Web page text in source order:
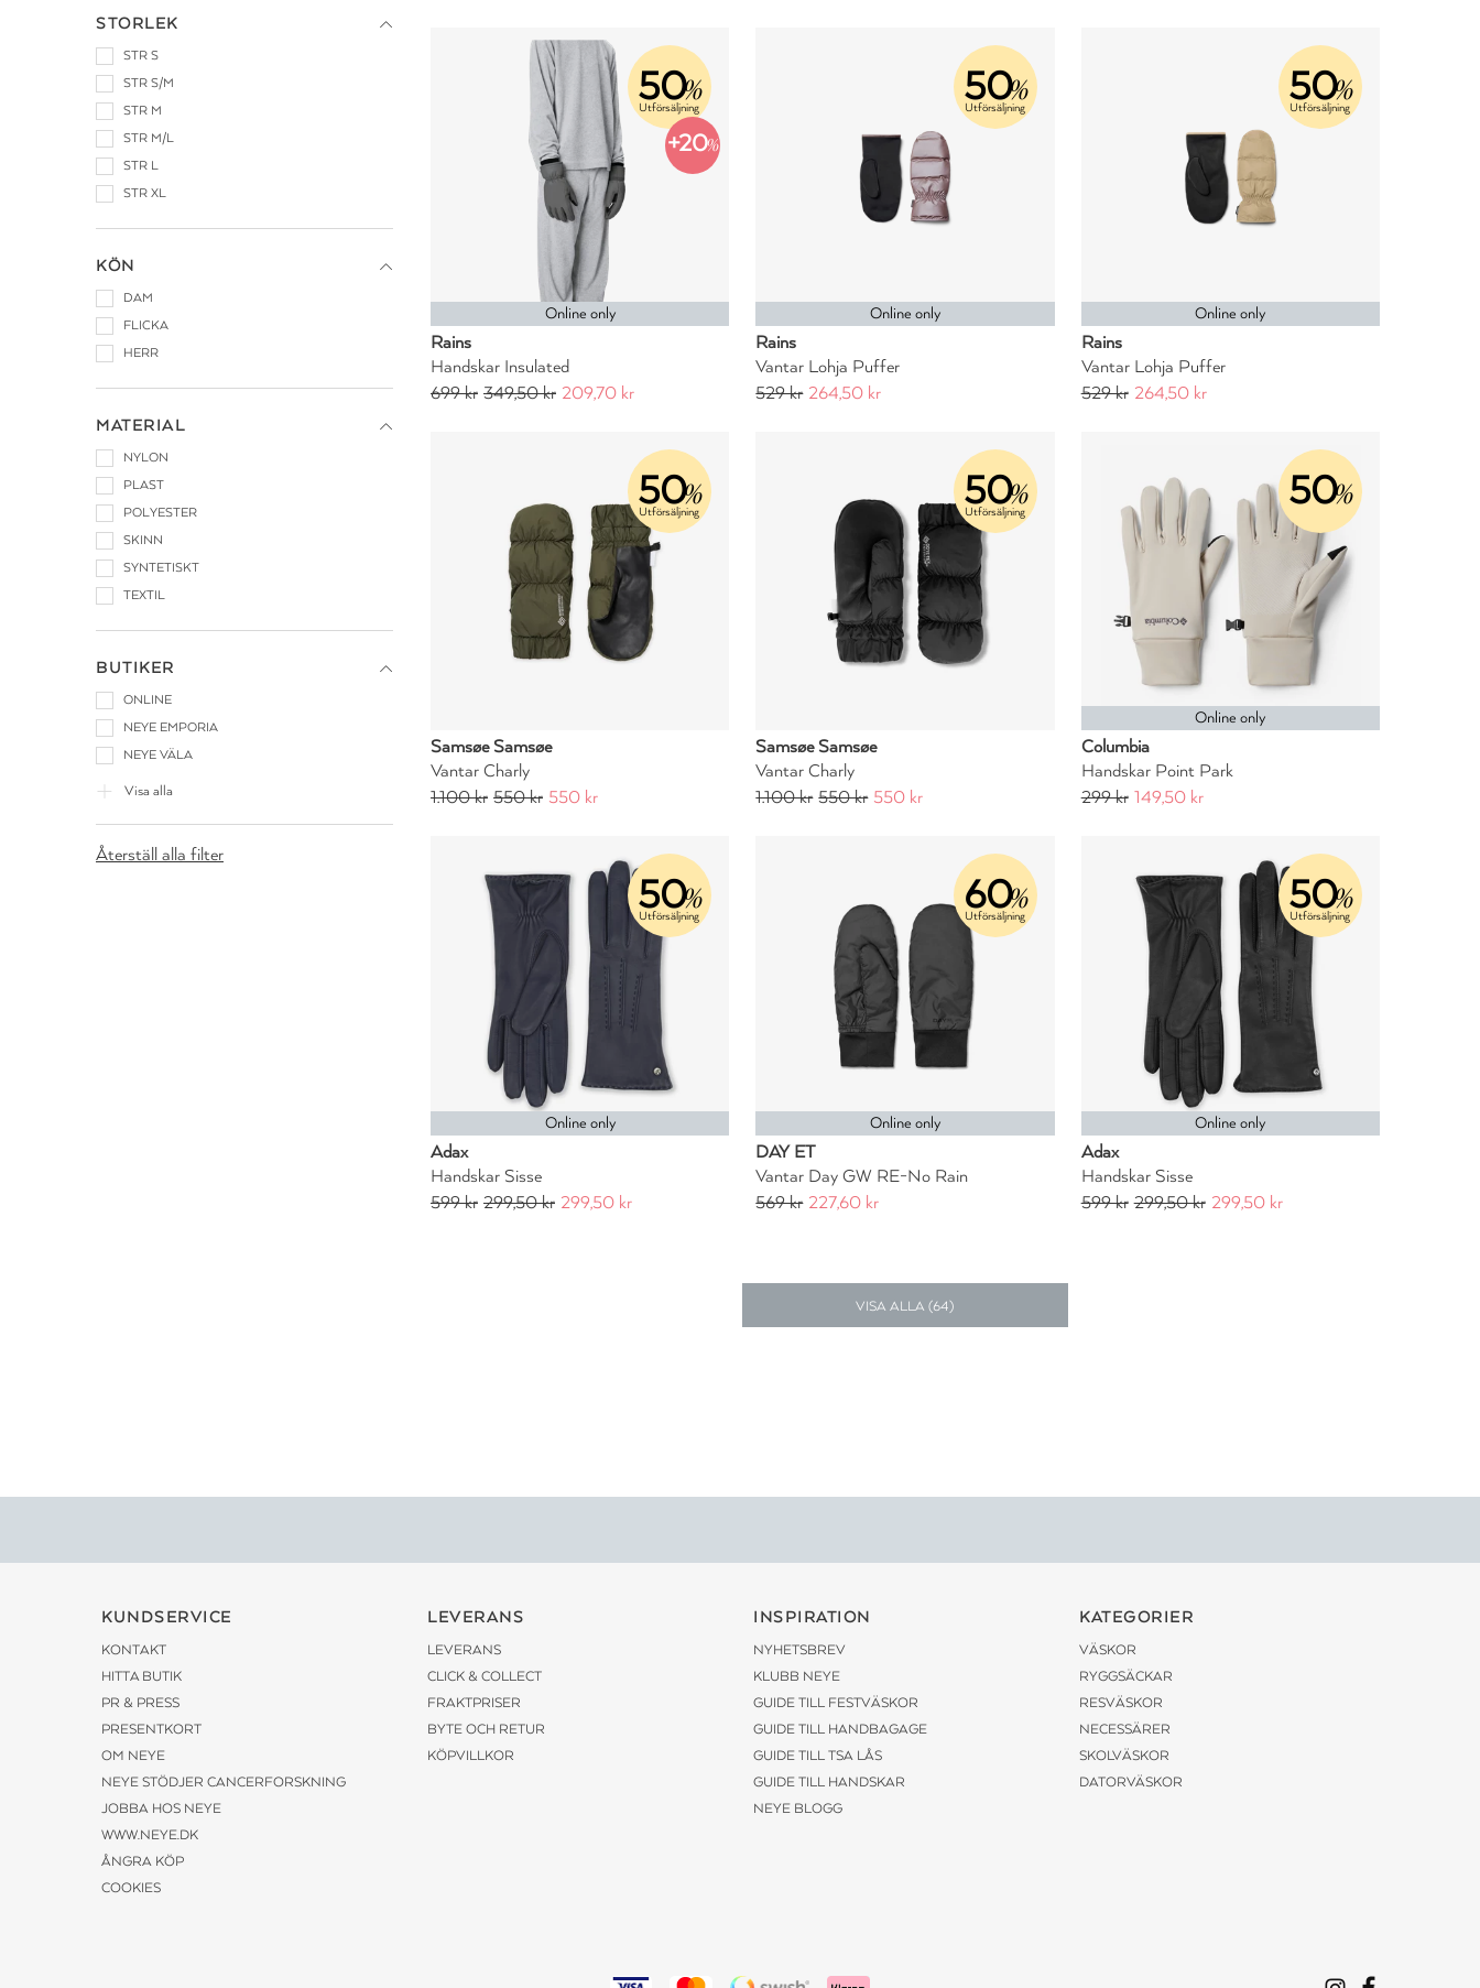
STORLEK
STR S
STR S/M
STR M
STR M/L
STR L
STR XL
KÖN
DAM
FLICKA
HERR
MATERIAL
NYLON
PLAST
POLYESTER
SKINN
SYNTETISKT
TEXTIL
BUTIKER
ONLINE
NEYE EMPORIA
NEYE VÄLA
Visa alla
Återställ alla filter
50%
Utförsäljning
+20%
Online only
Rains
Handskar Insulated
699 kr 349,50 kr 209,70 kr
50%
Utförsäljning
Online only
Rains
Vantar Lohja Puffer
529 kr 264,50 kr
50%
Utförsäljning
Online only
Rains
Vantar Lohja Puffer
529 kr 264,50 kr
50%
Utförsäljning
Samsøe Samsøe
Vantar Charly
1.100 kr 550 kr 550 kr
50%
Utförsäljning
Samsøe Samsøe
Vantar Charly
1.100 kr 550 kr 550 kr
50%
Online only
Columbia
Handskar Point Park
299 kr 149,50 kr
50%
Utförsäljning
Online only
Adax
Handskar Sisse
599 kr 299,50 kr 299,50 kr
60%
Utförsäljning
Online only
DAY ET
Vantar Day GW RE-No Rain
569 kr 227,60 kr
50%
Utförsäljning
Online only
Adax
Handskar Sisse
599 kr 299,50 kr 299,50 kr
VISA ALLA (64)
KUNDSERVICE
KONTAKT
HITTA BUTIK
PR & PRESS
PRESENTKORT
OM NEYE
NEYE STÖDJER CANCERFORSKNING
JOBBA HOS NEYE
WWW.NEYE.DK
ÅNGRA KÖP
COOKIES
LEVERANS
LEVERANS
CLICK & COLLECT
FRAKTPRISER
BYTE OCH RETUR
KÖPVILLKOR
INSPIRATION
NYHETSBREV
KLUBB NEYE
GUIDE TILL FESTVÄSKOR
GUIDE TILL HANDBAGAGE
GUIDE TILL TSA LÅS
GUIDE TILL HANDSKAR
NEYE BLOGG
KATEGORIER
VÄSKOR
RYGGSÄCKAR
RESVÄSKOR
NECESSÄRER
SKOLVÄSKOR
DATORVÄSKOR